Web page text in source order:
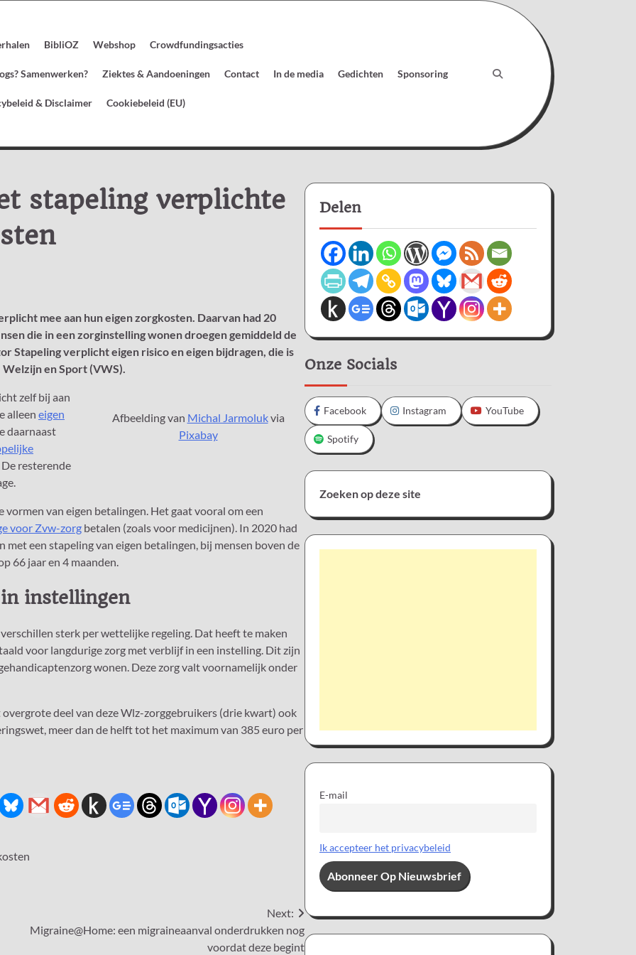
BibliOZ Webshop Crowdfundingsacties
Samenwerken? Ziektes & Aandoeningen Contact In de media Gedichten Sponsoring
& Disclaimer Cookiebeleid (EU)
stapeling verplichte
mee aan hun eigen zorgkosten. Daarvan had 20
die in een zorginstelling wonen droegen gemiddeld de
Stapeling verplicht eigen risico en eigen bijdragen, die is
en Sport (VWS).
Afbeelding van Michal Jarmolukvia
Pixabay
zelf bij aan
alleen eigen
daarnaast
De resterende
van eigen betalingen. Het gaat vooral om een
voor Zvw-zorg betalen (zoals voor medicijnen). In 2020 had
een stapeling van eigen betalingen, bij mensen boven de
66 jaar en 4 maanden.
instellingen
sterk per wettelijke regeling. Dat heeft te maken
voor langdurige zorg met verblijf in een instelling. Dit zijn
wonen. Deze zorg valt voornamelijk onder
deel van deze Wlz-zorggebruikers (drie kwart) ook
meer dan de helft tot het maximum van 385 euro per
Next:
Migraine@Home: een migraineaanval onderdrukken nog
voordat deze begint
Delen
Onze Socials
Facebook Instagram YouTube
Spotify
Zoeken op deze site
E-mail
Ik accepteer het privacybeleid